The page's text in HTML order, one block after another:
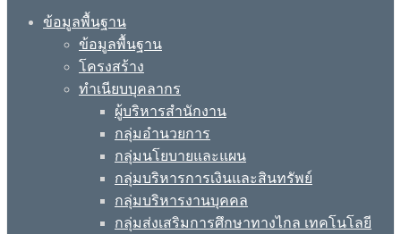
ข้อมูลพื้นฐาน
ข้อมูลพื้นฐาน
โครงสร้าง
ทำเนียบบุคลากร
ผู้บริหารสำนักงาน
กลุ่มอำนวยการ
กลุ่มนโยบายและแผน
กลุ่มบริหารการเงินและสินทรัพย์
กลุ่มบริหารงานบุคคล
กลุ่มส่งเสริมการศึกษาทางไกล เทคโนโลยี